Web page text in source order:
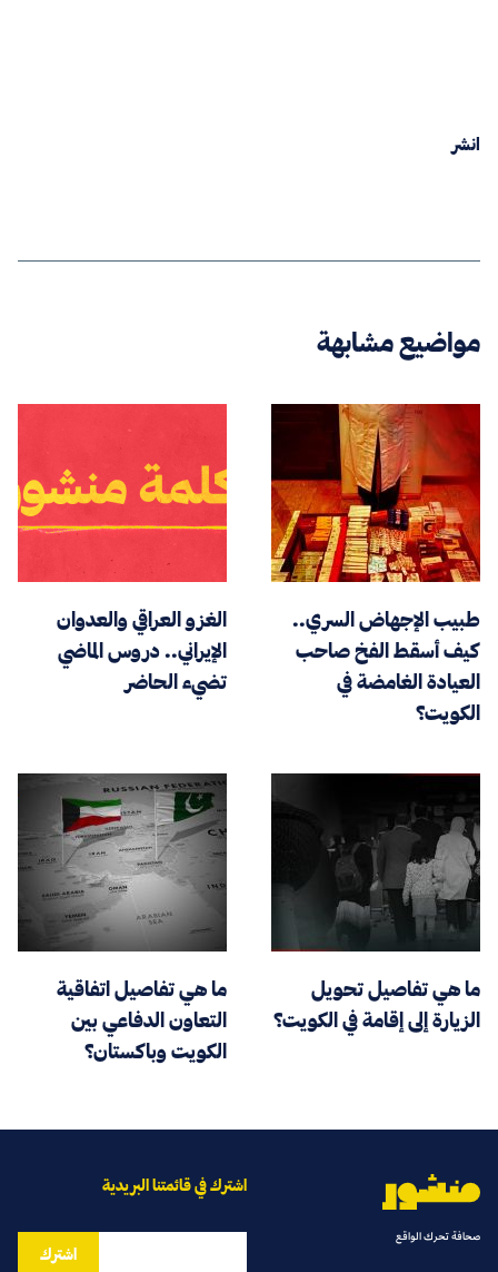
انشر
مواضيع مشابهة
طبيب الإجهاض السري..
كيف أسقط الفخ صاحب
العيادة الغامضة في
الكويت؟
الغزو العراقي والعدوان
الإيراني.. دروس الماضي
تضيء الحاضر
ما هي تفاصيل تحويل
الزيارة إلى إقامة في الكويت؟
ما هي تفاصيل اتفاقية
التعاون الدفاعي بين
الكويت وباكستان؟
صحافة تحرك الواقع
اشترك في قائمتنا البريدية
اشترك